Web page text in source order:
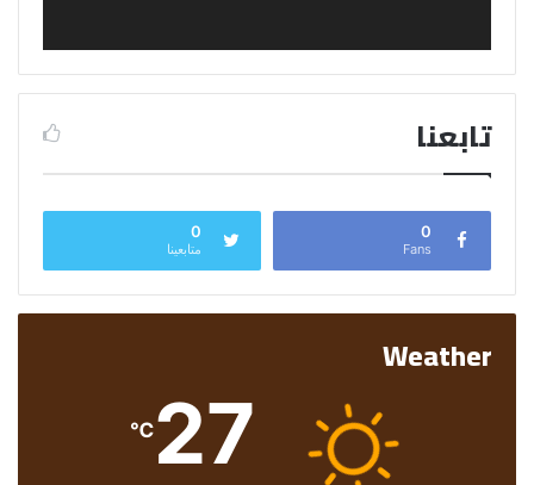
تابعنا
0
Fans
0
متابعينا
Weather
27
℃